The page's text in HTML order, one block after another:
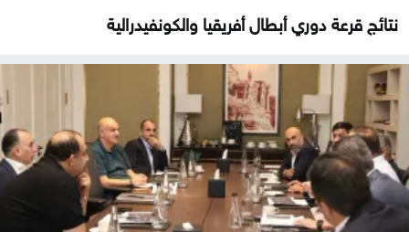
نتائج قرعة دوري أبطال أفريقيا والكونفيدرالية